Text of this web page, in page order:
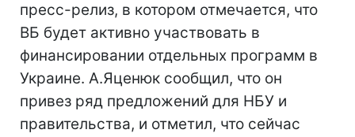
пресс-релиз, в котором отмечается, что
ВБ будет активно участвовать в
финансировании отдельных программ в
Украине. А.Яценюк сообщил, что он
привез ряд предложений для НБУ и
правительства, и отметил, что сейчас